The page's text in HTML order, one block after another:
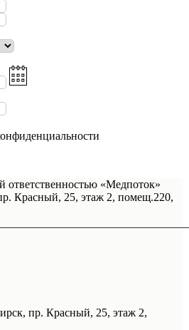
ответственностью «Медпоток»
Красный, 25, этаж 2, помещ.220,
пр. Красный, 25, этаж 2,